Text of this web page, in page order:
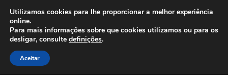
ENVIO a partir de 7 EUR
Seg-Sex, das 9h às 16h800 500 967
Ir
para
a
Saltar
para
o
Utilizamos cookies para lhe proporcionar a melhor experiência
online.
Para mais informações sobre que cookies utilizamos ou para os
desligar, consulte definições.
Aceitar